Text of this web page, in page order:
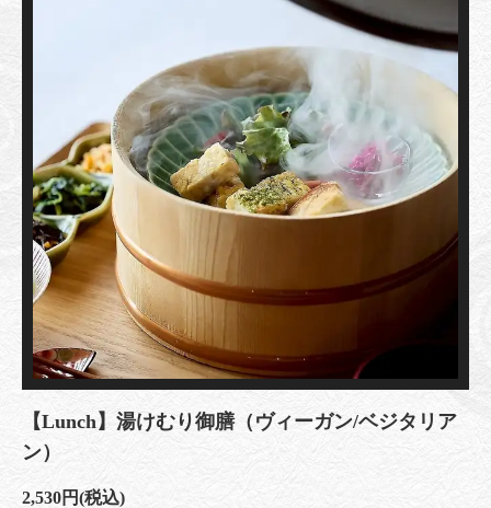
【Lunch】湯けむり御膳（ヴィーガン/ベジタリア
ン）
2,530円(税込)